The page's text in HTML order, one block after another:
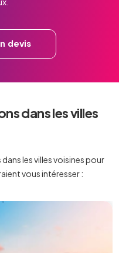
devis
dans les villes
les villes voisines pour
vous intéresser :